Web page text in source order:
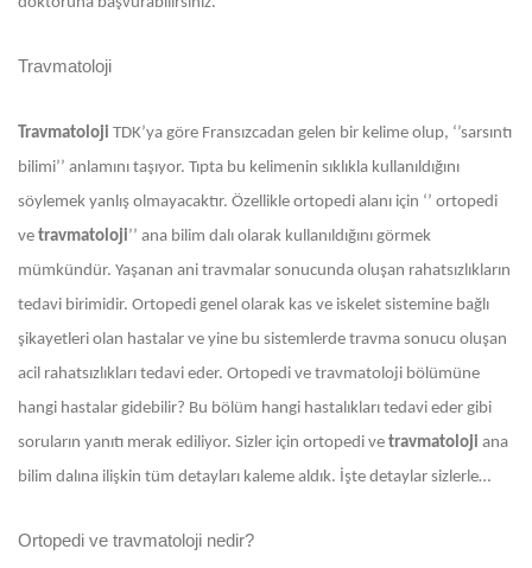
Travmatoloji
Travmatoloji TDK’ya göre Fransızcadan gelen bir kelime olup, ‘’sarsıntı
bilimi’’ anlamını taşıyor. Tıpta bu kelimenin sıklıkla kullanıldığını
söylemek yanlış olmayacaktır. Özellikle ortopedi alanı için ‘’ ortopedi
ve travmatoloji’’ ana bilim dalı olarak kullanıldığını görmek
mümkündür. Yaşanan ani travmalar sonucunda oluşan rahatsızlıkların
tedavi birimidir. Ortopedi genel olarak kas ve iskelet sistemine bağlı
şikayetleri olan hastalar ve yine bu sistemlerde travma sonucu oluşan
acil rahatsızlıkları tedavi eder. Ortopedi ve travmatoloji bölümüne
hangi hastalar gidebilir? Bu bölüm hangi hastalıkları tedavi eder gibi
soruların yanıtı merak ediliyor. Sizler için ortopedi ve travmatoloji ana
bilim dalına ilişkin tüm detayları kaleme aldık. İşte detaylar sizlerle…
Ortopedi ve travmatoloji nedir?